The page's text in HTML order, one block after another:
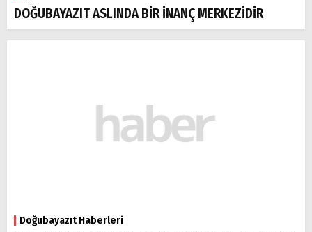
DOĞUBAYAZIT ASLINDA BİR İNANÇ MERKEZİDİR
Doğubayazıt Haberleri